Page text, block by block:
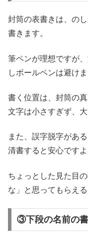
封筒の表書きは、の
書きます。
筆ペンが理想ですが
しボールペンは避けま
書く位置は、封筒の
文字は小さすぎず、
また、誤字脱字があ
清書すると安心ですよ
ちょっとした見た目
な」と思ってもらえる
③下段の名前の